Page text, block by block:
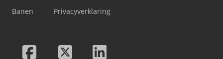
Banen Privacyverklaring